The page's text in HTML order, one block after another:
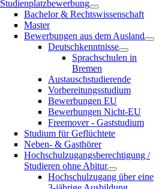
Studienplatzbewerbung
Bachelor & Rechtswissenschaft
Master
Bewerbungen aus dem Ausland
Deutschkenntnisse
Sprachschulen in
Bremen
Austauschstudierende
Vorbereitungsstudium
Bewerbungen EU
Bewerbungen Nicht-EU
Freemover - Gaststudium
Studium für Geflüchtete
Neben- & Gasthörer
Hochschulzugangsberechtigung /
Studieren ohne Abitur
Hochschulzugang über eine